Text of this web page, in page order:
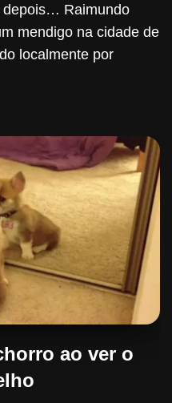
depois… Raimundo
mendigo na cidade de
localmente por
ao ver o